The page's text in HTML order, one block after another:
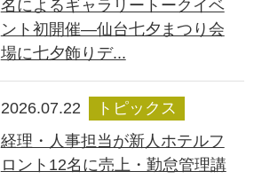
名によるギャラリートークイベ
ント初開催―仙台七夕まつり会
場に七夕飾りデ...
2026.07.22
トピックス
経理・人事担当が新人ホテルフ
ロント12名に売上・勤怠管理講